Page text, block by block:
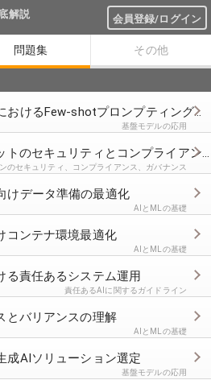
解説 会員登録/ログイン
問題集 その他
るFew-shotプロンプティングの利点
基盤モデルの応用
セキュリティとコンプライアンス対策
のセキュリティ、コンプライアンス、ガバナンス
けデータ準備の最適化
AIとMLの基礎
コンテナ環境最適化
AIとMLの基礎
る責任あるシステム運用
責任あるAIに関するガイドライン
とバリアンスの理解
AIとMLの基礎
成AIソリューション選定
基盤モデルの応用